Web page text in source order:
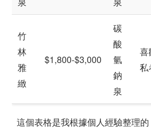
竹
林
雅
緻
$1,800-$3,000
碳
酸
氫
鈉
泉
喜
私
這個表格是我根據個人經驗整理